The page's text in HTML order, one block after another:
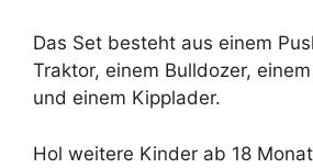
Das Set besteht aus einem
Traktor, einem Bulldozer,
und einem Kipplader.
Hol weitere Kinder ab 18